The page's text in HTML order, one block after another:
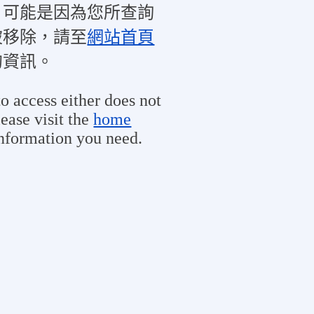
能是因為您所查詢
除，請至網站首頁
訊。
access either does not
visit thehome
you need.